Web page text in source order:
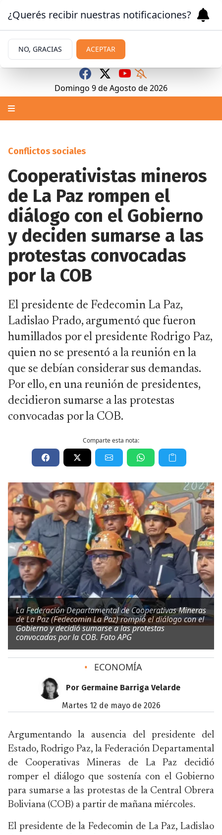
Domingo 9deAgosto de 2026
Conflictos sociales
Cooperativistas mineros
de La Paz rompen el
diálogo con el Gobierno
y deciden sumarse a las
protestas convocadas
por la COB
El presidente de Fedecomin La Paz,
Ladislao Prado, argumentó que fueron
humillados por el presidente Rodrigo Paz,
quien no se presentó a la reunión en la
que se debían considerar sus demandas.
Por ello, en una reunión de presidentes,
decidieron sumarse a las protestas
convocadas por la COB.
Comparte esta nota:
La Federación Departamental de Cooperativas Mineras
de La Paz (Fedecomin La Paz) rompió el diálogo con el
Gobierno y decidió sumarse a las protestas
convocadas por la COB. Foto APG
• ECONOMÍA
Por Germaine Barriga Velarde
martes 12 de mayo de 2026
Argumentando la ausencia del presidente del
Estado, Rodrigo Paz, la Federación Departamental
de Cooperativas Mineras de La Paz decidió
romper el diálogo que sostenía con el Gobierno
para sumarse a las protestas de la Central Obrera
Boliviana (COB) a partir de mañana miércoles.
El presidente de la Fedecomin de La Paz, Ladislao
¿Querés recibir nuestras notificaciones?
NO, GRACIAS ACEPTAR